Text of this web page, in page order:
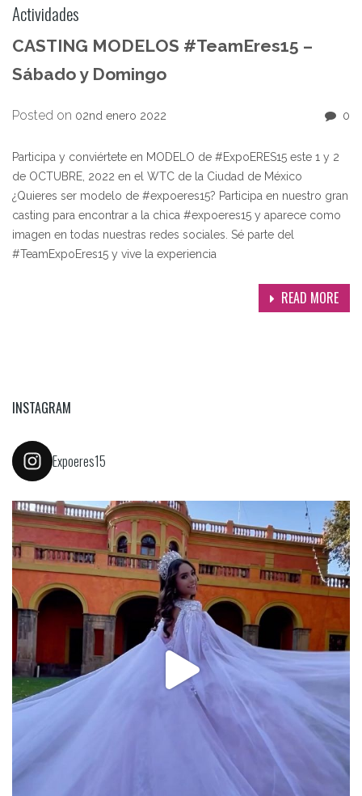
Actividades
CASTING MODELOS #TeamEres15 –
Sábado y Domingo
Posted on 02nd enero 2022 0
Participa y conviértete en MODELO de #ExpoERES15 este 1 y 2
de OCTUBRE, 2022 en el WTC de la Ciudad de México
¿Quieres ser modelo de #expoeres15? Participa en nuestro gran
casting para encontrar a la chica #expoeres15 y aparece como
imagen en todas nuestras redes sociales. Sé parte del
#TeamExpoEres15 y vive la experiencia
READ MORE
INSTAGRAM
Expoeres15